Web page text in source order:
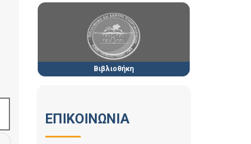
Βιβλιοθήκη
ΕΠΙΚΟΙΝΩΝΙΑ